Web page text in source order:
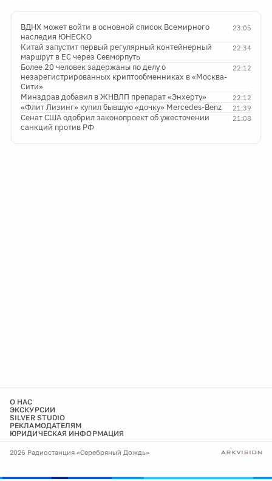
23:05
ВДНХ может войти в основной список Всемирного
наследия ЮНЕСКО
22:34
Китай запустит первый регулярный контейнерный
маршрут в ЕС через Севморпуть
22:12
Более 20 человек задержаны по делу о
незарегистрированных криптообменниках в «Москва-
Сити»
22:12
Минздрав добавил в ЖНВЛП препарат «Энхерту»
21:39
«Флит Лизинг» купил бывшую «дочку» Mercedes-Benz
21:08
Сенат США одобрил законопроект об ужесточении
санкций против РФ
О НАС
ЭКСКУРСИИ
SILVER STUDIO
РЕКЛАМОДАТЕЛЯМ
ЮРИДИЧЕСКАЯ ИНФОРМАЦИЯ
2026 Радиостанция «Серебряный Дождь»